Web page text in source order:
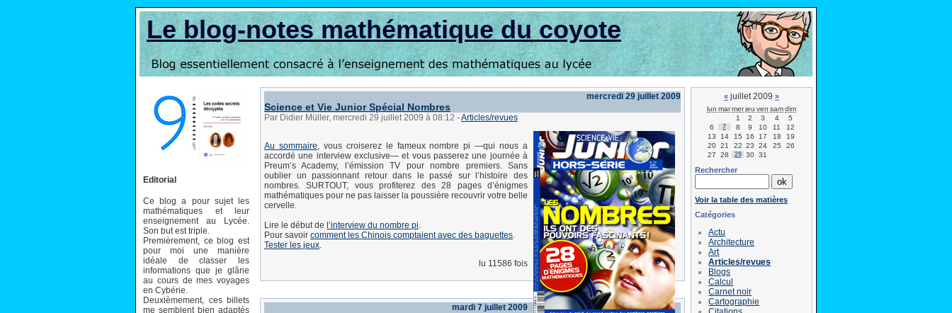
Le blog-notes mathématique du coyote
Editorial
Ce blog a pour sujet les
mathématiques et leur
enseignement au Lycée.
Son but est triple.
Premièrement, ce blog est
pour moi une manière
idéale de classer les
informations que je glâne
au cours de mes voyages
en Cybérie.
Deuxièmement, ces billets
me semblent bien adaptés
mercredi 29 juillet 2009
Science et Vie Junior Spécial Nombres
Par Didier Müller, mercredi 29 juillet 2009 à 08:12 -Articles/revues
Au sommaire, vous croiserez le fameux nombre pi —qui nous a
accordé une interview exclusive— et vous passerez une journée à
Preum’s Academy, l’émission TV pour nombre premiers. Sans
oublier un passionnant retour dans le passé sur l’histoire des
nombres. SURTOUT, vous profiterez des 28 pages d’énigmes
mathématiques pour ne pas laisser la poussière recouvrir votre belle
cervelle.
Lire le début de l’interview du nombre pi.
Pour savoir comment les Chinois comptaient avec des baguettes.
Tester les jeux.
lu 11586 fois
mardi 7 juillet 2009
« juillet 2009 »
lun marmerjeu ven samdim
1
2 3 4
5
6
7 8 9 10 11
12
13
14 15 16 17 18
19
20 21 22 23 24 25
26
27
28 29 30 31
Rechercher
Voir la table des matières
Catégories
Actu
Architecture
Art
Articles/revues
Blogs
Calcul
Carnet noir
Cartographie